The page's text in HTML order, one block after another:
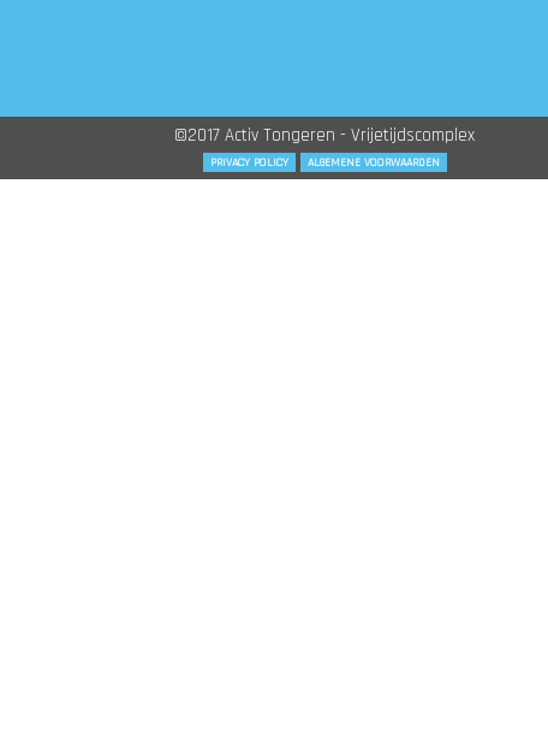
©2017 Activ Tongeren - Vrijetijdscomplex
PRIVACY POLICY ALGEMENE VOORWAARDEN